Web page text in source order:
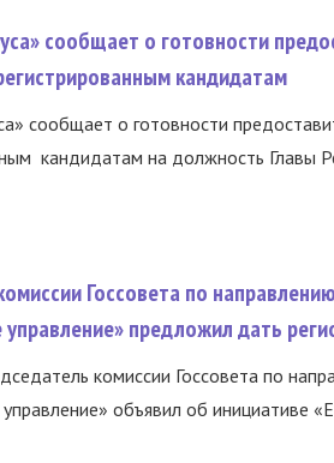
сообщает о готовности
кандидатам
сообщает о готовности
кандидатам на должность Главы
Госсовета по
предложил дать
комиссии Госсовета по
объявил об инициативе